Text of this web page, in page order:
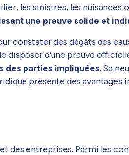
les sinistres, les nuisances
une preuve solide et
constater des dégâts des
disposer d'une preuve
des parties impliquées. Sa
présente des avantages
des entreprises. Parmi les